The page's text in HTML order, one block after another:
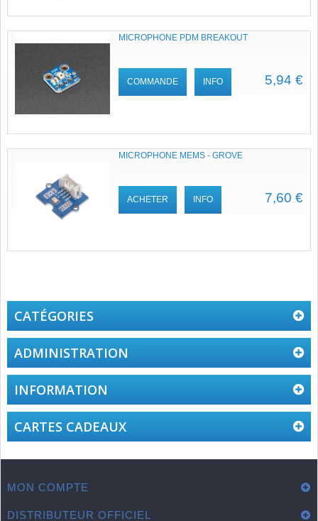
MICROPHONE PDM BREAKOUT
5,94 €
COMMANDE INFO
MICROPHONE MEMS - GROVE
7,60 €
ACHETER INFO
CATÉGORIES
ADMINISTRATION
INFORMATION
CARTES CADEAUX
MON COMPTE
DISTRIBUTEUR OFFICIEL